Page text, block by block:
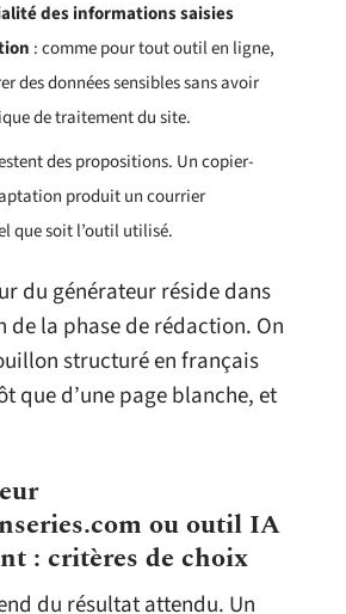
des informations saisies
: comme pour tout outil en ligne,
des données sensibles sans avoir
de traitement du site.
des propositions. Un copier-
produit un courrier
que soit l’outil utilisé.
du générateur réside dans
de la phase de rédaction. On
structuré en français
que d’une page blanche, et
ou outil IA
: critères de choix
du résultat attendu. Un